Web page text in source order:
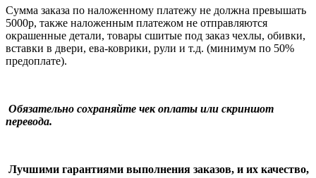
Сумма заказа по наложенному платежу не должна превышать
5000р, также наложенным платежом не отправляются
окрашенные детали, товары сшитые под заказ чехлы, обивки,
вставки в двери, ева-коврики, рули и т.д. (минимум по 50%
предоплате).
Обязательно сохраняйте чек оплаты или скриншот
перевода.
Лучшими гарантиями выполнения заказов, и их качество,